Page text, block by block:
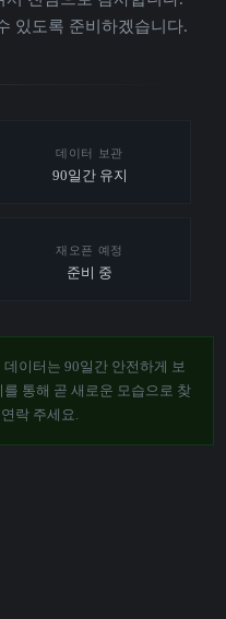
있도록 준비하겠습니다.
데이터 보관
90일간 유지
재오픈 예정
준비 중
이터는 90일간 안전하게 보
통해 곧 새로운 모습으로 찾
락 주세요.